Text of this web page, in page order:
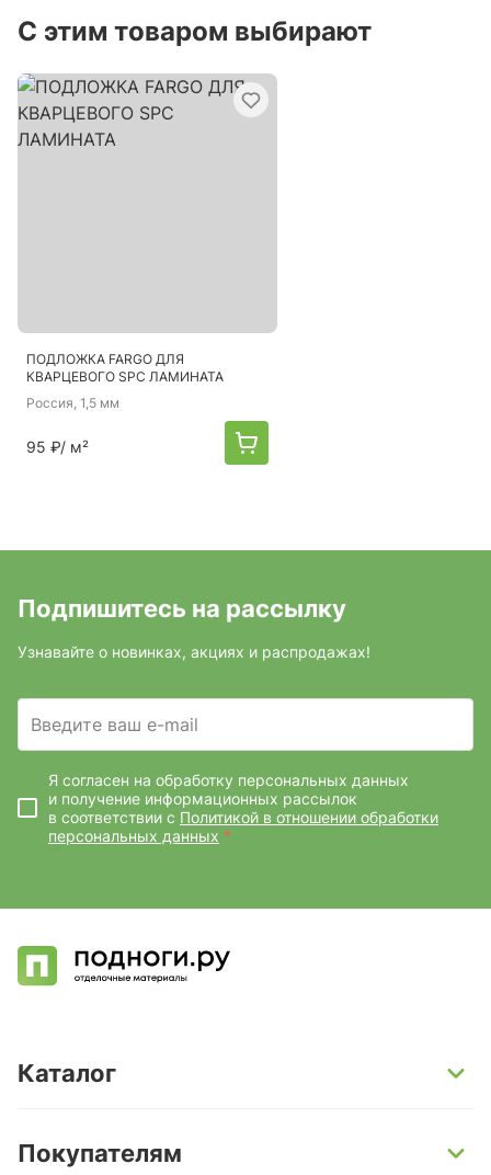
С этим товаром выбирают
ПОДЛОЖКА FARGO ДЛЯ
КВАРЦЕВОГО SPC ЛАМИНАТА
Россия, 1,5 мм
95 ₽/ м²
Подпишитесь на рассылку
Узнавайте о новинках, акциях и распродажах!
Введите ваш e-mail
Я согласен на обработку персональных данных
и получение информационных рассылок
в соответствии с Политикой в отношении обработки
персональных данных *
Каталог
Кварц-винил и LVT-плитка
Покупателям